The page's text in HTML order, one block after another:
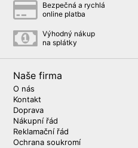
Bezpečná a rychlá
online platba
Výhodný nákup
na splátky
Naše firma
O nás
Kontakt
Doprava
Nákupní řád
Reklamační řád
Ochrana soukromí